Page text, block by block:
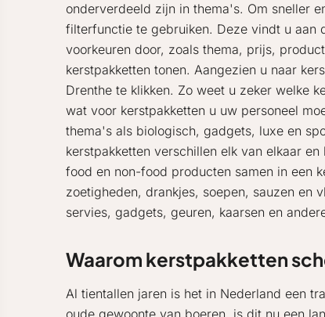
onderverdeeld zijn in thema's. Om sneller
filterfunctie te gebruiken. Deze vindt u aan
voorkeuren door, zoals thema, prijs,
kerstpakketten tonen. Aangezien u naar
Drenthe te klikken. Zo weet u zeker welke
wat voor kerstpakketten u uw personeel
thema's als biologisch, gadgets, luxe en
kerstpakketten verschillen elk van elkaar
food en non-food producten samen in een
zoetigheden, drankjes, soepen, sauzen en
servies, gadgets, geuren, kaarsen en
Waarom kerstpakketten
Al tientallen jaren is het in Nederland een